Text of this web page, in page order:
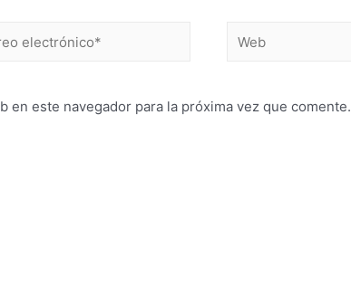
en este navegador para la próxima vez que comente.